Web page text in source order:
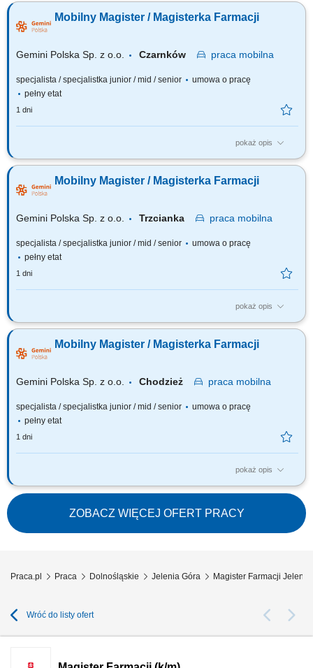
recepturze aptecznej; Nadzór nad dostępnością i terminami ważności
asortymentu w magazynie;
Mobilny Magister / Magisterka Farmacji
Gemini Polska Sp. z o.o. Czarnków praca mobilna
specjalista / specjalistka junior / mid / senior
umowa o pracę
pełny etat
1 dni
pokaż opis
Czego możesz się spodziewać? dynamiki pracy – z jednej strony
Ty jesteś ekspertem – wierzymy w Twoją fachową wiedzę, dlatego
każdemu Pacjentowi możesz poświęcić tyle czasu, ile potrzebujesz i to Ty
Mobilny Magister / Magisterka Farmacji
Gemini Polska Sp. z o.o. Trzcianka praca mobilna
specjalista / specjalistka junior / mid / senior
umowa o pracę
pełny etat
1 dni
pokaż opis
Czego możesz się spodziewać? dynamiki pracy – z jednej strony
Ty jesteś ekspertem – wierzymy w Twoją fachową wiedzę, dlatego
każdemu Pacjentowi możesz poświęcić tyle czasu, ile potrzebujesz i to Ty
Mobilny Magister / Magisterka Farmacji
Gemini Polska Sp. z o.o. Chodzież praca mobilna
specjalista / specjalistka junior / mid / senior
umowa o pracę
pełny etat
1 dni
pokaż opis
Czego możesz się spodziewać? dynamiki pracy – z jednej strony
pracujesz w dużym zespole, z drugiej – z wieloma Pacjentami, dla nas to
Ty jesteś ekspertem – wierzymy w Twoją fachową wiedzę, dlatego
każdemu Pacjentowi możesz poświęcić tyle czasu, ile potrzebujesz i to Ty
decydujesz...
ZOBACZ WIĘCEJ OFERT PRACY
Praca.pl Praca Dolnośląskie Jelenia Góra Magister Farmacji Jelenia
Wróć do listy ofert